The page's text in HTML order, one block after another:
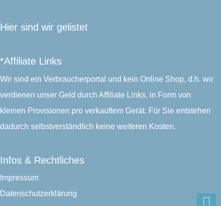
Hier sind wir gelistet
*Affiliate Links
Wir sind ein Verbraucherportal und kein Online Shop, d.h. wir
verdienen unser Geld durch Affiliate Links, in Form von
kleinen Provisionen pro verkauftem Gerät. Für Sie entstehen
dadurch selbstverständlich keine weiteren Kosten.
Infos & Rechtliches
Impressum
Datenschutzerklärung